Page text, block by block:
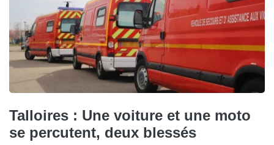
Talloires : Une voiture et une moto
se percutent, deux blessés